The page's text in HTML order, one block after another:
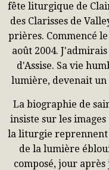
fête liturgique de
des Clarisses de
prières. Commencé
août 2004.
d'Assise. Sa vie
lumière, devenait un
La biographie de
insiste sur les
la liturgie reprennent
de la lumière
composé, jour après